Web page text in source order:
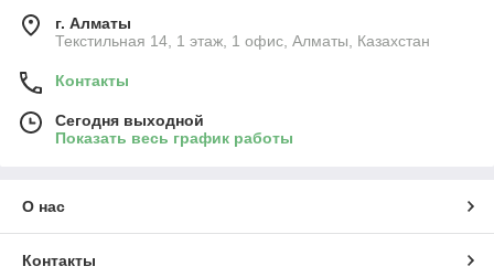
г. Алматы
Текстильная 14, 1 этаж, 1 офис, Алматы, Казахстан
Контакты
Сегодня выходной
Показать весь график работы
О нас
Контакты